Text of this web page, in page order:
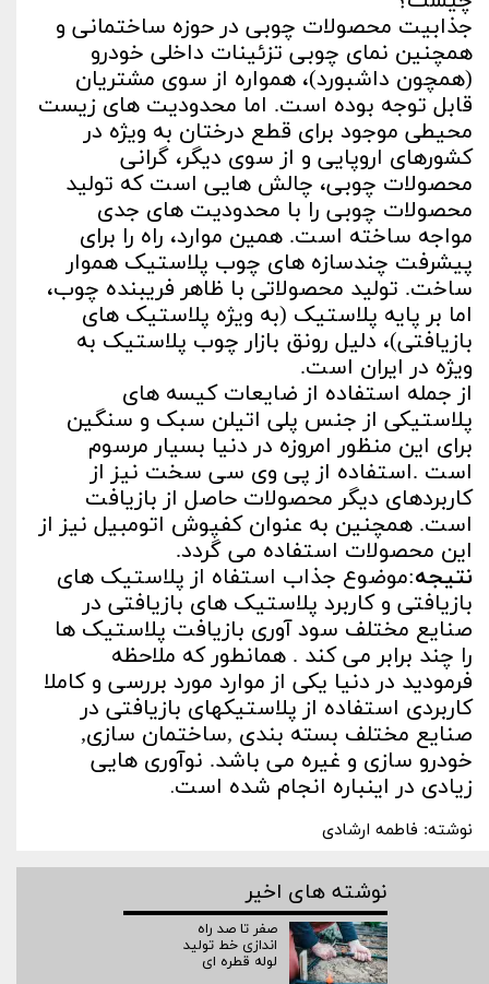
جذابیت محصولات چوبی در حوزه ساختمانی و
همچنین نمای چوبی تزئینات داخلی خودرو
(همچون داشبورد)، همواره از سوی مشتریان
قابل توجه بوده است. اما محدودیت های زیست
محیطی موجود برای قطع درختان به ویژه در
کشورهای اروپایی و از سوی دیگر، گرانی
محصولات چوبی، چالش هایی است که تولید
محصولات چوبی را با محدودیت های جدی
مواجه ساخته است. همین موارد، راه را برای
پیشرفت چندسازه های چوب پلاستیک هموار
ساخت. تولید محصولاتی با ظاهر فریبنده چوب،
اما بر پایه پلاستیک (به ویژه پلاستیک های
بازیافتی)، دلیل رونق بازار چوب پلاستیک به
ویژه در ایران است.
از جمله استفاده از ضایعات کیسه های
پلاستیکی از جنس پلی اتیلن سبک و سنگین
برای این منظور امروزه در دنیا بسیار مرسوم
است .استفاده از پی وی سی سخت نیز از
کاربردهای دیگر محصولات حاصل از بازیافت
است. همچنین به عنوان کفپوش اتومبیل نیز از
این محصولات استفاده می گردد.
نتیجه:موضوع جذاب استفاه از پلاستیک های
بازیافتی و کاربرد پلاستیک های بازیافتی در
صنایع مختلف سود آوری بازیافت پلاستیک ها
را چند برابر می کند . همانطور که ملاحظه
فرمودید در دنیا یکی از موارد مورد بررسی و کاملا
کاربردی استفاده از پلاستیکهای بازیافتی در
صنایع مختلف بسته بندی ,ساختمان سازی,
خودرو سازی و غیره می باشد. نوآوری هایی
زیادی در اینباره انجام شده است.
نوشته: فاطمه ارشادی
نوشته های اخیر
صفر تا صد راه‌
اندازی خط تولید
لوله قطره ای